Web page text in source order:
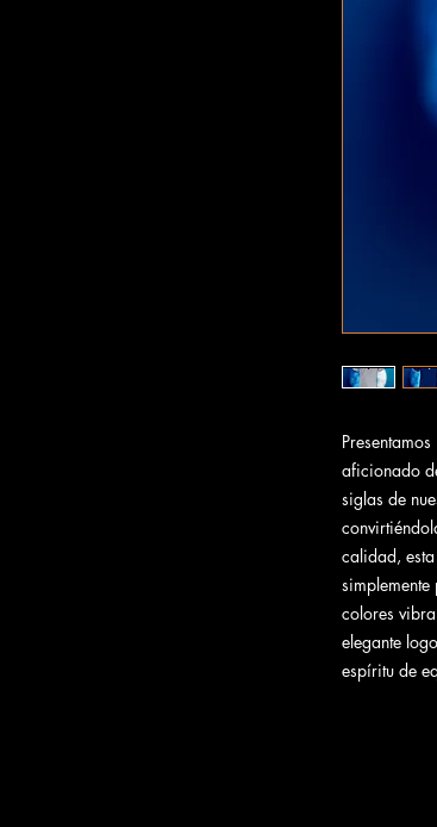
aficionado
siglas de
calidad,
colores
elegante
espíritu de